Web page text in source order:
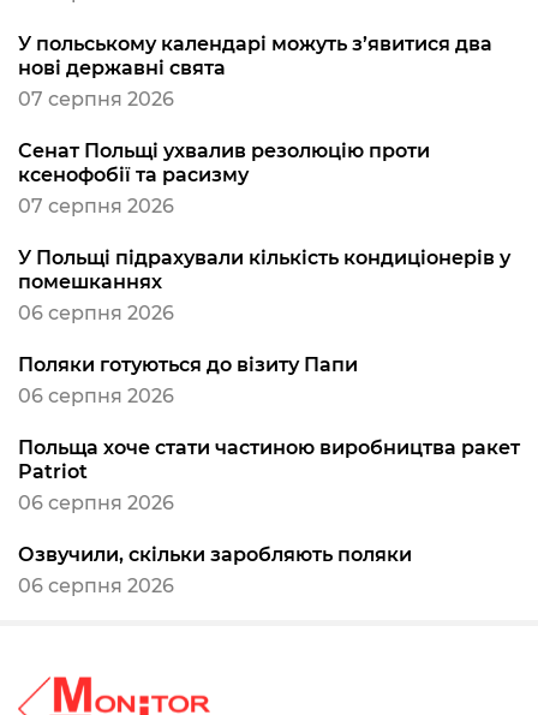
У польському календарі можуть з’явитися два
нові державні свята
07 серпня 2026
Сенат Польщі ухвалив резолюцію проти
ксенофобії та расизму
07 серпня 2026
У Польщі підрахували кількість кондиціонерів у
помешканнях
06 серпня 2026
Поляки готуються до візиту Папи
06 серпня 2026
Польща хоче стати частиною виробництва ракет
Patriot
06 серпня 2026
Озвучили, скільки заробляють поляки
06 серпня 2026